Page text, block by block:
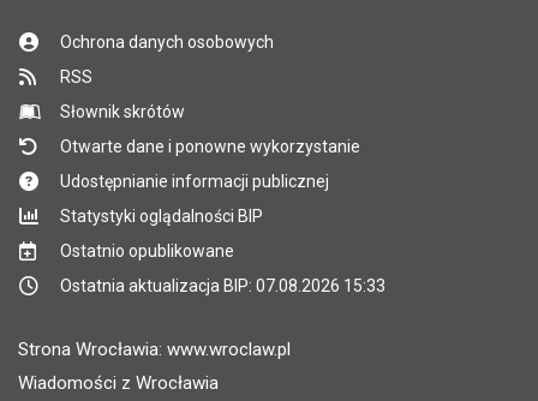
Ochrona danych osobowych
RSS
Słownik skrótów
Otwarte dane i ponowne wykorzystanie
Udostępnianie informacji publicznej
Statystyki oglądalności BIP
Ostatnio opublikowane
Ostatnia aktualizacja BIP: 07.08.2026 15:33
Strona Wrocławia: www.wroclaw.pl
Wiadomości z Wrocławia